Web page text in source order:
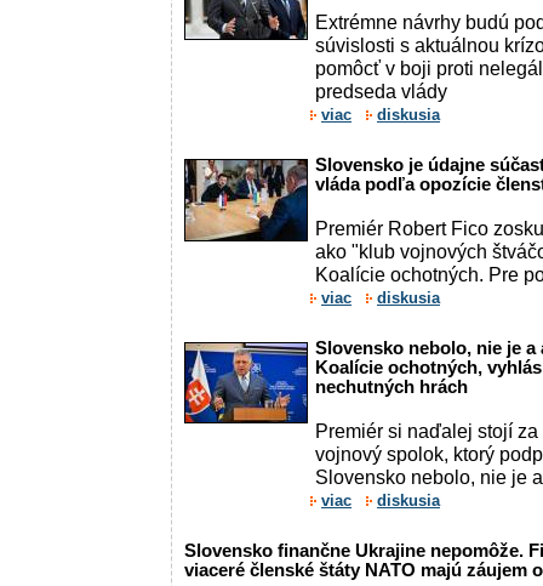
Extrémne návrhy budú
súvislosti s aktuálnou
pomôcť v boji proti
predseda vlády
viac diskusia
Slovensko je údajne
vláda podľa opozície
Premiér Robert Fico
ako "klub vojnových
Koalície ochotných. Pre
viac diskusia
Slovensko nebolo, nie je a
Koalície ochotných,
nechutných hrách
Premiér si naďalej stojí
vojnový spolok, ktorý
Slovensko nebolo, nie je
viac diskusia
Slovensko finančne Ukrajine nepomôže.
viaceré členské štáty NATO majú záujem